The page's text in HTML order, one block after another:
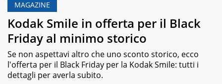
MAGAZINE
Kodak Smile in offerta per il Black
Friday al minimo storico
Se non aspettavi altro che uno sconto storico, ecco
l'offerta per il Black Friday per la Kodak Smile: tutti i
dettagli per averla subito.